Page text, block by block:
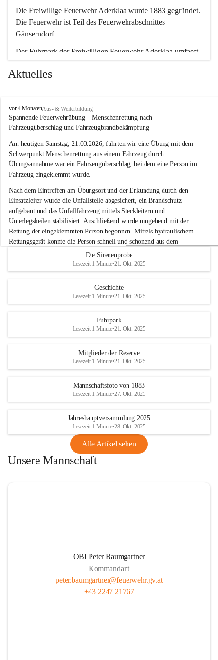
Die Freiwillige Feuerwehr Aderklaa wurde 1883 gegründet.
Die Feuerwehr ist Teil des Feuerwehrabschnittes
Gänserndorf.
Der Fuhrpark der Freiwilligen Feuerwehr Aderklaa umfasst
ein RLFA-2000 der Marke Mercedes Artego und ein MTFA
der Marke Mercedes Sprinter. Weiters haben wir noch einen
Aktuelles
F
r
e
w
i
l
l
i
g
e
F
e
u
e
r
w
e
a
vor 4 MonatenAus- & Weiterbildung
Spannende Feuerwehrübung – Menschenrettung nach
Fahrzeugüberschlag und Fahrzeugbrandbekämpfung
Am heutigen Samstag, 21.03.2026, führten wir eine Übung mit dem
Schwerpunkt Menschenrettung aus einem Fahrzeug durch.
Übungsannahme war ein Fahrzeugüberschlag, bei dem eine Person im
Fahrzeug eingeklemmt wurde.
Nach dem Eintreffen am Übungsort und der Erkundung durch den
Einsatzleiter wurde die Unfallstelle abgesichert, ein Brandschutz
aufgebaut und das Unfallfahrzeug mittels Steckleitern und
Unterlegskeilen stabilisiert. Anschließend wurde umgehend mit der
Rettung der eingeklemmten Person begonnen. Mittels hydraulischem
Rettungsgerät konnte die Person schnell und schonend aus dem
Im Anschluss an die technische Übung wurde noch die Bekämpfung
der richtige Umgang mit Handfeuerlöschern besprochen und praktisch
+4
Die Sirenenprobe
Lesezeit 1 Minute•21. Okt. 2025
Geschichte
Lesezeit 1 Minute•21. Okt. 2025
Fuhrpark
Lesezeit 1 Minute•21. Okt. 2025
Mitglieder der Reserve
Lesezeit 1 Minute•21. Okt. 2025
Mannschaftsfoto von 1883
Lesezeit 1 Minute•27. Okt. 2025
Jahreshauptversammlung 2025
Lesezeit 1 Minute•28. Okt. 2025
Alle Artikel sehen
Unsere Mannschaft
OBI Peter Baumgartner
Kommandant
peter.baumgartner@feuerwehr.gv.at
+43 2247 21767